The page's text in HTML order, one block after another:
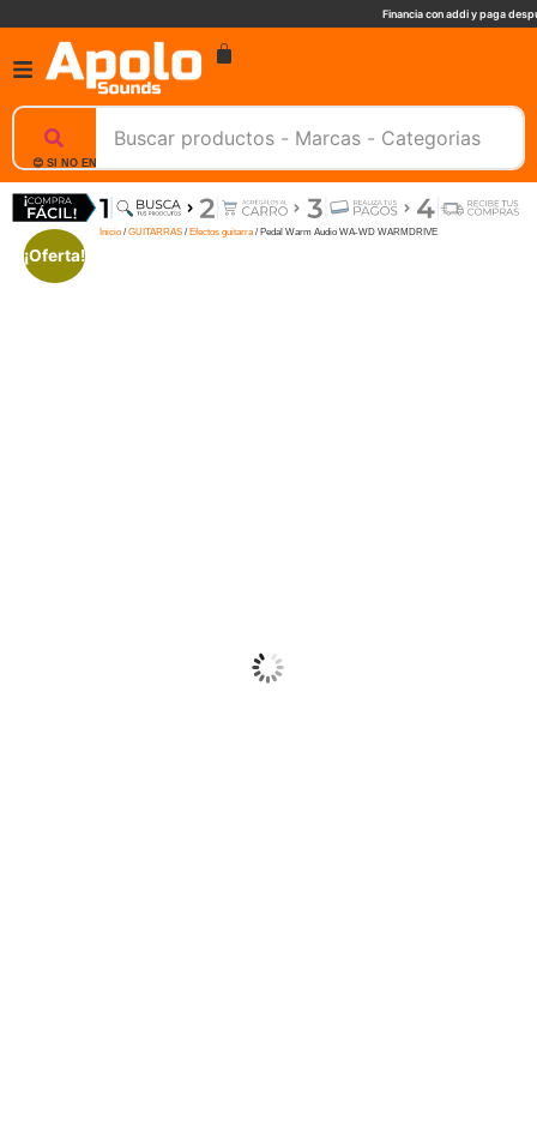
Financia con addi y paga
😊 SI NO ENCUENTRAS UN PRODUCTO, NOSOTROS TE AYUDAMOS, ESCRIBENOS. 📲
Inicio / GUITARRAS / Efectos guitarra/ Pedal Warm Audio WA-WD WARMDRIVE
¡Oferta!